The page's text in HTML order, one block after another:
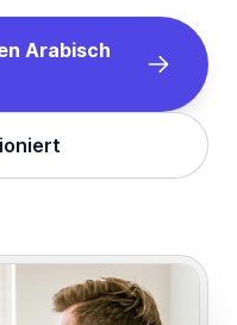
Arabisch